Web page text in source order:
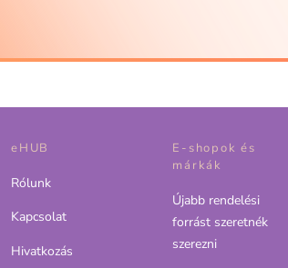
eHUB
Rólunk
Kapcsolat
Hivatkozás
E-shopok és
márkák
Újabb rendelési
forrást szeretnék
szerezni